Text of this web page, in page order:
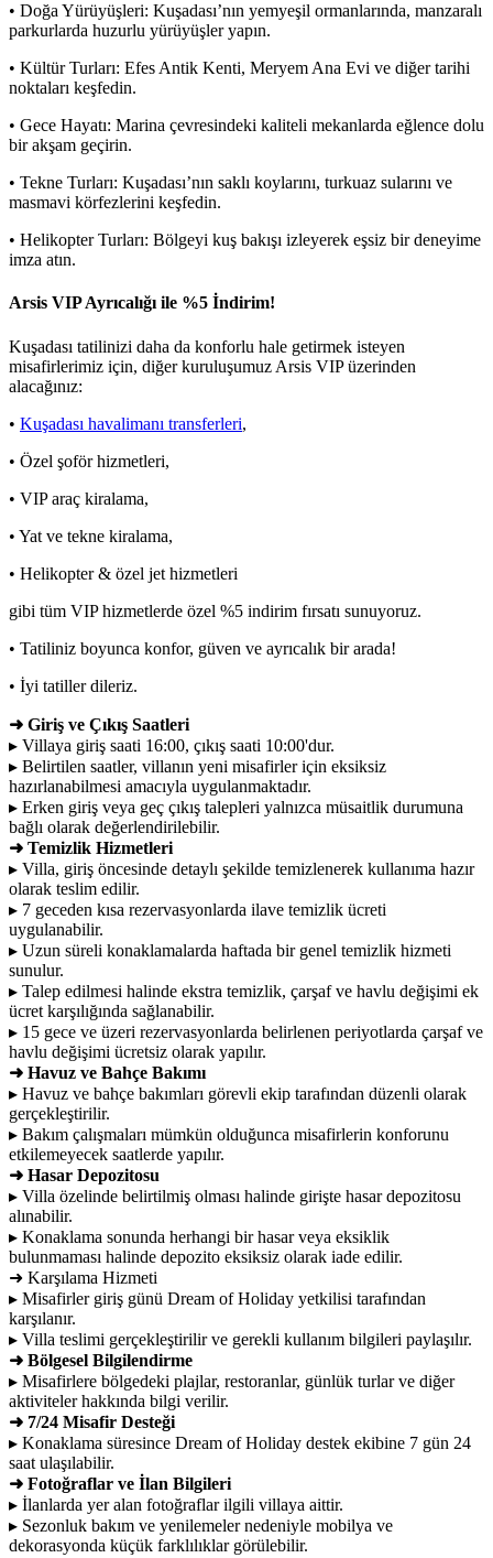
• Doğa Yürüyüşleri: Kuşadası’nın yemyeşil ormanlarında, manzaralı
parkurlarda huzurlu yürüyüşler yapın.
• Kültür Turları: Efes Antik Kenti, Meryem Ana Evi ve diğer tarihi
noktaları keşfedin.
• Gece Hayatı: Marina çevresindeki kaliteli mekanlarda eğlence dolu
bir akşam geçirin.
• Tekne Turları: Kuşadası’nın saklı koylarını, turkuaz sularını ve
masmavi körfezlerini keşfedin.
• Helikopter Turları: Bölgeyi kuş bakışı izleyerek eşsiz bir deneyime
imza atın.
Arsis VIP Ayrıcalığı ile %5 İndirim!
Kuşadası tatilinizi daha da konforlu hale getirmek isteyen
misafirlerimiz için, diğer kuruluşumuz Arsis VIP üzerinden
alacağınız:
• Kuşadası havalimanı transferleri,
• Özel şoför hizmetleri,
• VIP araç kiralama,
• Yat ve tekne kiralama,
• Helikopter & özel jet hizmetleri
gibi tüm VIP hizmetlerde özel %5 indirim fırsatı sunuyoruz.
• Tatiliniz boyunca konfor, güven ve ayrıcalık bir arada!
• İyi tatiller dileriz.
➜ Giriş ve Çıkış Saatleri
▸ Villaya giriş saati 16:00, çıkış saati 10:00'dur.
▸ Belirtilen saatler, villanın yeni misafirler için eksiksiz
hazırlanabilmesi amacıyla uygulanmaktadır.
▸ Erken giriş veya geç çıkış talepleri yalnızca müsaitlik durumuna
bağlı olarak değerlendirilebilir.
➜ Temizlik Hizmetleri
▸ Villa, giriş öncesinde detaylı şekilde temizlenerek kullanıma hazır
olarak teslim edilir.
▸ 7 geceden kısa rezervasyonlarda ilave temizlik ücreti
uygulanabilir.
▸ Uzun süreli konaklamalarda haftada bir genel temizlik hizmeti
sunulur.
▸ Talep edilmesi halinde ekstra temizlik, çarşaf ve havlu değişimi ek
ücret karşılığında sağlanabilir.
▸ 15 gece ve üzeri rezervasyonlarda belirlenen periyotlarda çarşaf ve
havlu değişimi ücretsiz olarak yapılır.
➜ Havuz ve Bahçe Bakımı
▸ Havuz ve bahçe bakımları görevli ekip tarafından düzenli olarak
gerçekleştirilir.
▸ Bakım çalışmaları mümkün olduğunca misafirlerin konforunu
etkilemeyecek saatlerde yapılır.
➜ Hasar Depozitosu
▸ Villa özelinde belirtilmiş olması halinde girişte hasar depozitosu
alınabilir.
▸ Konaklama sonunda herhangi bir hasar veya eksiklik
bulunmaması halinde depozito eksiksiz olarak iade edilir.
➜ Karşılama Hizmeti
▸ Misafirler giriş günü Dream of Holiday yetkilisi tarafından
karşılanır.
▸ Villa teslimi gerçekleştirilir ve gerekli kullanım bilgileri paylaşılır.
➜ Bölgesel Bilgilendirme
▸ Misafirlere bölgedeki plajlar, restoranlar, günlük turlar ve diğer
aktiviteler hakkında bilgi verilir.
➜ 7/24 Misafir Desteği
▸ Konaklama süresince Dream of Holiday destek ekibine 7 gün 24
saat ulaşılabilir.
➜ Fotoğraflar ve İlan Bilgileri
▸ İlanlarda yer alan fotoğraflar ilgili villaya aittir.
▸ Sezonluk bakım ve yenilemeler nedeniyle mobilya ve
dekorasyonda küçük farklılıklar görülebilir.